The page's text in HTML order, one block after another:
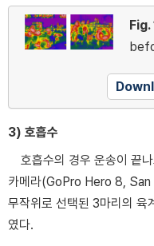
Fig.
3) 호흡수
호흡수의 경우 운송이 끝
카메라(GoPro Hero 8,
무작위로 선택된 3마리의 육
였다.